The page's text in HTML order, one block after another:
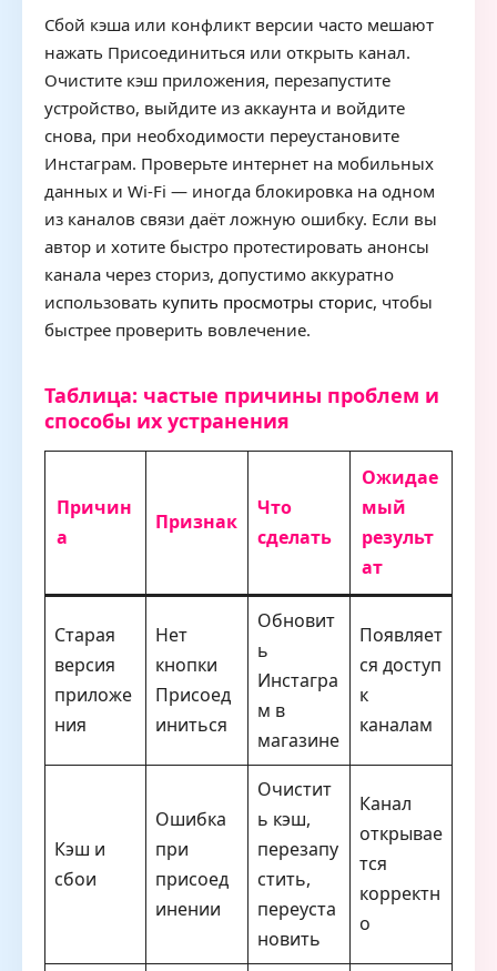
Сбой кэша или конфликт версии часто мешают
нажать Присоединиться или открыть канал.
Очистите кэш приложения, перезапустите
устройство, выйдите из аккаунта и войдите
снова, при необходимости переустановите
Инстаграм. Проверьте интернет на мобильных
данных и Wi-Fi — иногда блокировка на одном
из каналов связи даёт ложную ошибку. Если вы
автор и хотите быстро протестировать анонсы
канала через сториз, допустимо аккуратно
использовать купить просмотры сторис, чтобы
быстрее проверить вовлечение.
Таблица: частые причины проблем и
способы их устранения
Причин
а
Признак
Что
сделать
Ожидае
мый
результ
ат
Старая
версия
приложе
ния
Нет
кнопки
Присоед
иниться
Обновит
ь
Инстагра
м в
магазине
Появляет
ся доступ
к
каналам
Кэш и
сбои
Ошибка
при
присоед
инении
Очистит
ь кэш,
перезапу
стить,
переуста
новить
Канал
открывае
тся
корректн
о